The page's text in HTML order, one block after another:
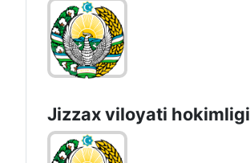
Jizzах vilоyati hоkimligi